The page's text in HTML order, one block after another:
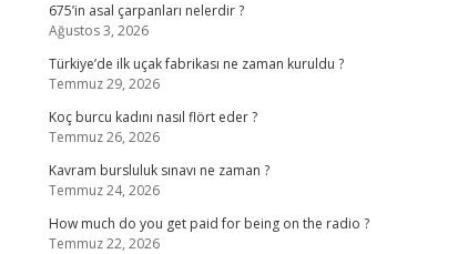
675’in asal çarpanları nelerdir ?
Ağustos 3, 2026
Türkiye’de ilk uçak fabrikası ne zaman kuruldu ?
Temmuz 29, 2026
Koç burcu kadını nasıl flört eder ?
Temmuz 26, 2026
Kavram bursluluk sınavı ne zaman ?
Temmuz 24, 2026
How much do you get paid for being on the radio ?
Temmuz 22, 2026